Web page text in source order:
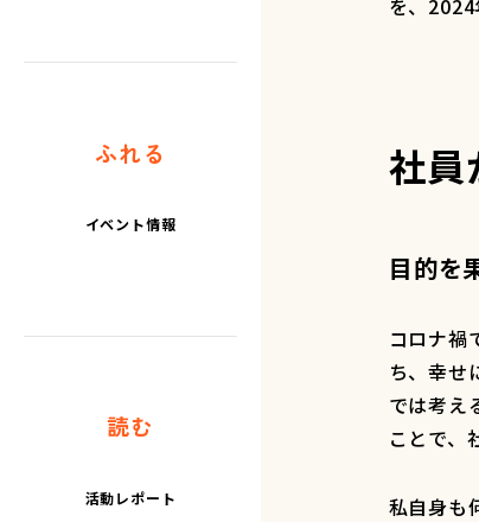
ふれる
イベント情報
読む
活動レポート
社員
――目的
コロナ禍
ち、幸せ
では考え
ことで、
私自身も